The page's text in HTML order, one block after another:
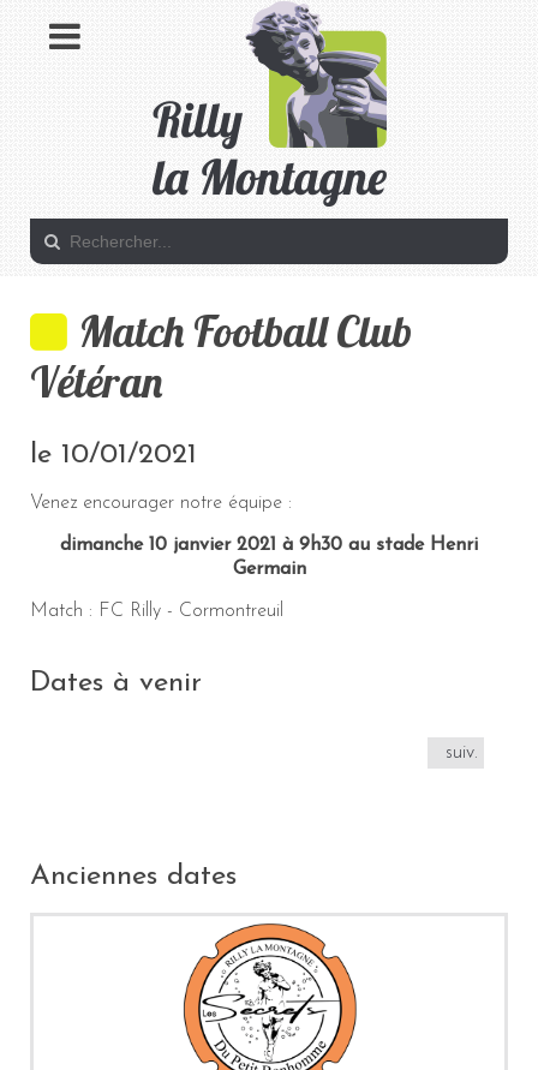
Match Football Club
Vétéran
le 10/01/2021
Venez encourager notre équipe :
dimanche 10 janvier 2021 à 9h30 au stade Henri
Germain
Match : FC Rilly - Cormontreuil
Dates à venir
suiv.
Anciennes dates